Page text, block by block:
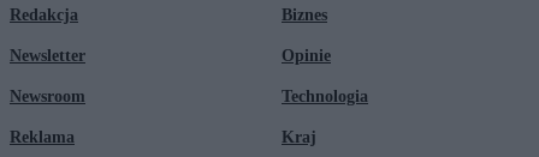
Redakcja
Newsletter
Newsroom
Reklama
Biznes
Opinie
Technologia
Kraj